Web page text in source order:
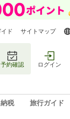
ド サイトマップ
予約確認 ログイン
税 旅行ガイド